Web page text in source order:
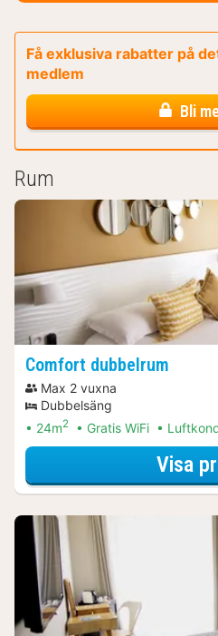
Få exklusiva rabatter på
medlem
Bli
Rum
Comfort dubbelrum
Max 2 vuxna
Dubbelsäng
24m2 Gratis WiFi
Visa